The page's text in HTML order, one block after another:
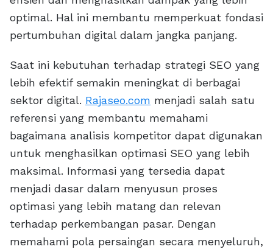
optimal. Hal ini membantu memperkuat fondasi
pertumbuhan digital dalam jangka panjang.
Saat ini kebutuhan terhadap strategi SEO yang
lebih efektif semakin meningkat di berbagai
sektor digital. Rajaseo.com menjadi salah satu
referensi yang membantu memahami
bagaimana analisis kompetitor dapat digunakan
untuk menghasilkan optimasi SEO yang lebih
maksimal. Informasi yang tersedia dapat
menjadi dasar dalam menyusun proses
optimasi yang lebih matang dan relevan
terhadap perkembangan pasar. Dengan
memahami pola persaingan secara menyeluruh,